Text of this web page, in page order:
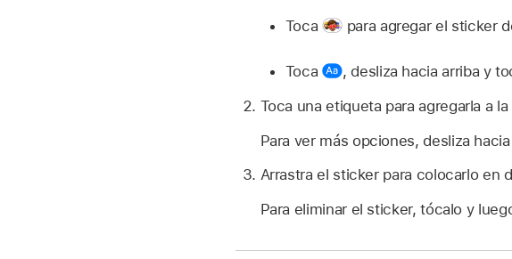
Toca para agregar el sticker
Toca , desliza hacia arriba y
Toca una etiqueta para agregarla a la
Para ver más opciones, desliza
Arrastra el sticker para colocarlo en
Para eliminar el sticker, tócalo y